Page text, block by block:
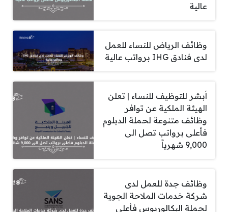
عالية
وظائف الرياض للنساء للعمل
لدى فنادق IHG برواتب عالية
أبشر للتوظيف للنساء | تعلن
الهيئة الملكية عن توافر
وظائف متنوعة لحملة الدبلوم
فأعلى برواتب تصل الى
9,000 شهرياً
وظائف جدة للعمل لدى
شركة خدمات الملاحة الجوية
لحملة البكالوريوس فأعلى